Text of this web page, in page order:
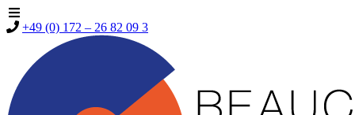
+49 (0) 172 – 26 82 09 3